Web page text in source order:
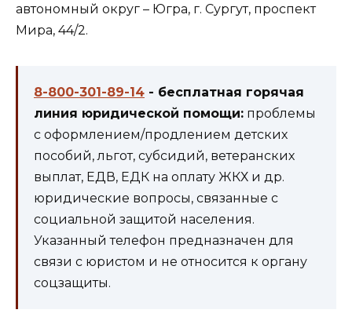
автономный округ – Югра, г. Сургут, проспект
Мира, 44/2.
8-800-301-89-14 - бесплатная горячая
линия юридической помощи: проблемы
с оформлением/продлением детских
пособий, льгот, субсидий, ветеранских
выплат, ЕДВ, ЕДК на оплату ЖКХ и др.
юридические вопросы, связанные с
социальной защитой населения.
Указанный телефон предназначен для
связи с юристом и не относится к органу
соцзащиты.